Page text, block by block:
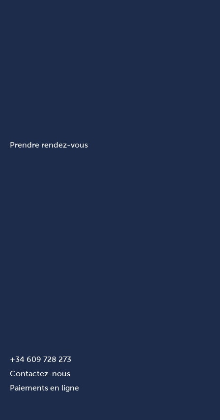
Prendre rendez-vous
+34 609 728 273
Contactez-nous
Paiements en ligne